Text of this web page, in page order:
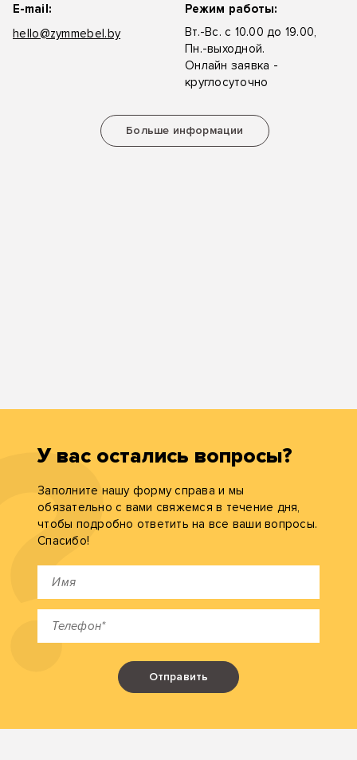
E-mail:
hello@zymmebel.by
Режим работы:
Вт.-Вс. с 10.00 до 19.00,
Пн.-выходной.
Онлайн заявка -
круглосуточно
Больше информации
У вас остались вопросы?
Заполните нашу форму справа и мы
обязательно с вами свяжемся в течение дня,
чтобы подробно ответить на все ваши вопросы.
Спасибо!
Отправить